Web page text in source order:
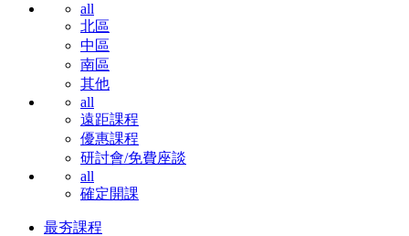
all
北區
中區
南區
其他
all
遠距課程
優惠課程
研討會/免費座談
all
確定開課
最夯課程